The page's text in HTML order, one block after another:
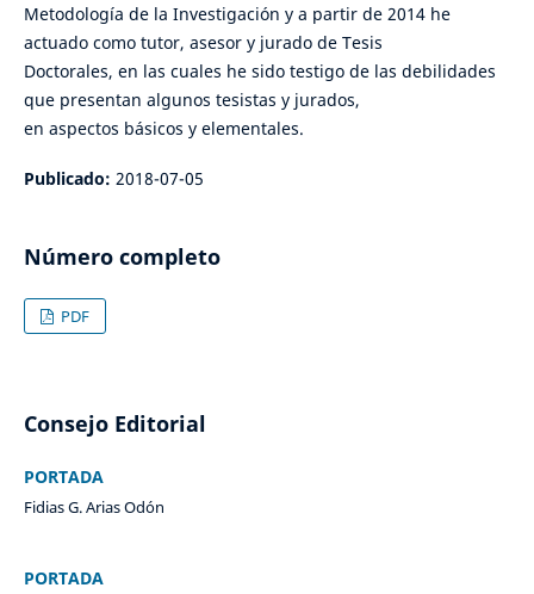
Metodología de la Investigación y a partir de 2014 he
actuado como tutor, asesor y jurado de Tesis
Doctorales, en las cuales he sido testigo de las debilidades
que presentan algunos tesistas y jurados,
en aspectos básicos y elementales.
Publicado: 2018-07-05
Número completo
PDF
Consejo Editorial
PORTADA
Fidias G. Arias Odón
PORTADA